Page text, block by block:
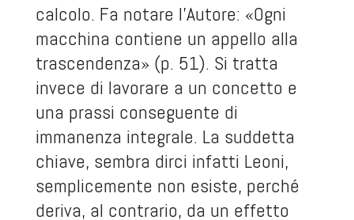
calcolo. Fa notare l’Autore: «Ogni
macchina contiene un appello alla
trascendenza» (p. 51). Si tratta
invece di lavorare a un concetto e
una prassi conseguente di
immanenza integrale. La suddetta
chiave, sembra dirci infatti Leoni,
semplicemente non esiste, perché
deriva, al contrario, da un effetto